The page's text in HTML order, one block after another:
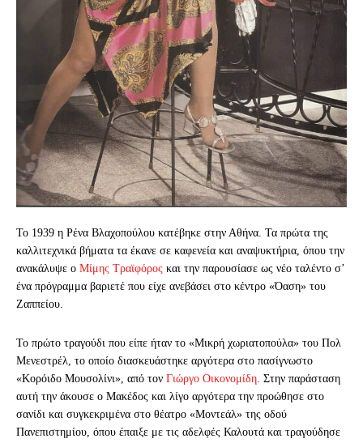
Το 1939 η Ρένα Βλαχοπούλου κατέβηκε στην Αθήνα. Τα πρώτα της
καλλιτεχνικά βήματα τα έκανε σε καφενεία και αναψυκτήρια, όπου την
ανακάλυψε ο Μίμης Τραϊφόρος και την παρουσίασε ως νέο ταλέντο σ’
ένα πρόγραμμα βαριετέ που είχε ανεβάσει στο κέντρο «Όαση» του
Ζαππείου.
Το πρώτο τραγούδι που είπε ήταν το «Μικρή χωριατοπούλα» του Πολ
Μενεστρέλ, το οποίο διασκευάστηκε αργότερα στο πασίγνωστο
«Κορόιδο Μουσολίνι», από τον Γιώργο Οικονομίδη . Στην παράσταση
αυτή την άκουσε ο Μακέδος και λίγο αργότερα την προώθησε στο
σανίδι και συγκεκριμένα στο θέατρο «Μοντεάλ» της οδού
Πανεπιστημίου, όπου έπαιξε με τις αδελφές Καλουτά και τραγούδησε